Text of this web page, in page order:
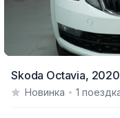
of
Skoda Octavia, 2020
Новинка
1